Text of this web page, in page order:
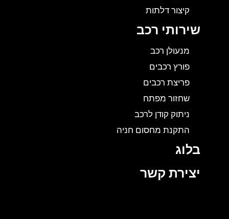
קיצור דלתות
שירותי רכב
מנעולן רכב
פורץ רכבים
פריצת רכבים
שחזור מפתח
ניתוק קודן לרכב
התקנת מחסום חניה
בלוג
יצירת קשר